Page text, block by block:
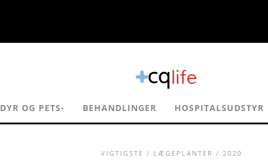
DYR OG PETS- BEHANDLINGER HOSPITALSUDSTYR
VIGTIGSTE / LÆGEPLANTER / 2020